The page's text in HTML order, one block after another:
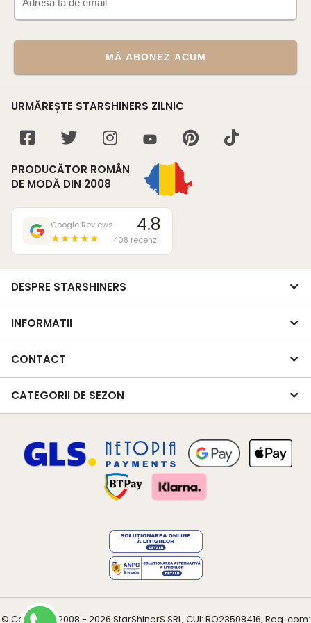
MĂ ABONEZ ACUM
URMĂREȘTE STARSHINERS ZILNIC
PRODUCĂTOR ROMÂN
DE MODĂ DIN 2008
Google Reviews
★★★★★
4.8
408 recenzii
DESPRE STARSHINERS
INFORMATII
CONTACT
CATEGORII DE SEZON
© Copyright 2008 - 2026 StarShinerS SRL, CUI: RO23508416, Reg. com: